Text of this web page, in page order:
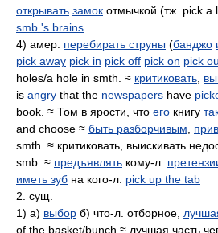
открывать замок отмычкой (тж. pick a
smb.'s brains
4) амер. перебирать струны (банджо
pick away pick in pick off pick on pick
holes/a hole in smth. ≈ критиковать
is angry that the newspapers have
book. ≈ Том в ярости, что его книгу
and choose ≈ быть разборчивым
smth. ≈ критиковать, выискивать
smb. ≈ предъявлять кому-л.
иметь зуб на кого-л. pick up the tab
2. сущ.
1) а) выбор б) что-л. отборное,
of the basket/bunch ≈ лучшая часть